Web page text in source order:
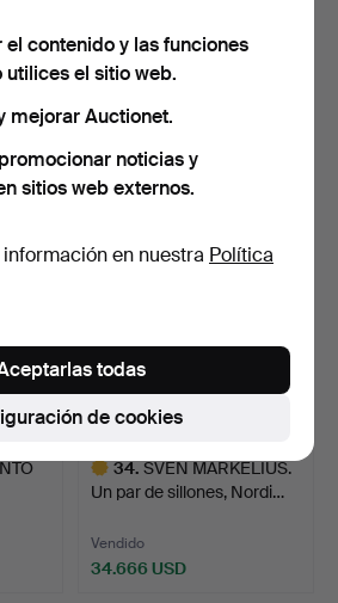
419.ERIK CHAMBERT.
Möbel…
35.717 USD
Lote
34.SVEN MARKELIUS.
Un par de sillones, Nordi…
Vendido
34.666 USD
el contenido y las funciones
utilices el sitio web.
mejorar Auctionet.
noticias y
sitios web externos.
en nuestra Política
de cookies
todas